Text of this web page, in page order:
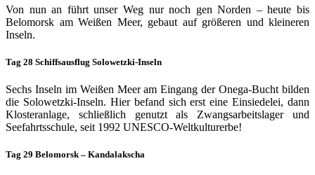
Von nun an führt unser Weg nur noch gen Norden – heute bis
Belomorsk am Weißen Meer, gebaut auf größeren und kleineren
Inseln.
Tag 28 Schiffsausflug Solowetzki-Inseln
Sechs Inseln im Weißen Meer am Eingang der Onega-Bucht bilden
die Solowetzki-Inseln. Hier befand sich erst eine Einsiedelei, dann
Klosteranlage, schließlich genutzt als Zwangsarbeitslager und
Seefahrtsschule, seit 1992 UNESCO-Weltkulturerbe!
Tag 29 Belomorsk – Kandalakscha